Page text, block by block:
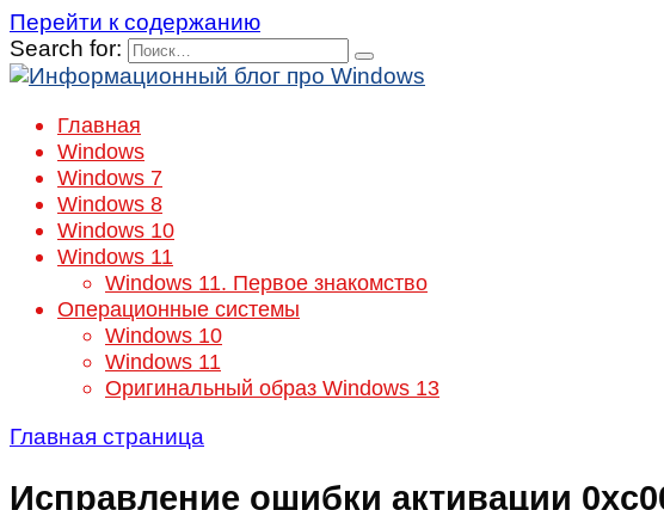
Перейти к содержанию
Search for:
Главная
Windows
Windows 7
Windows 8
Windows 10
Windows 11
Windows 11. Первое знакомство
Операционные системы
Windows 10
Windows 11
Оригинальный образ Windows 13
Главная страница
Исправление ошибки активации